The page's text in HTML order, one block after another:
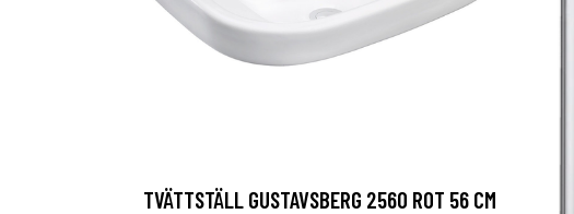
TVÄTTSTÄLL GUSTAVSBERG 2560 ROT 56 CM